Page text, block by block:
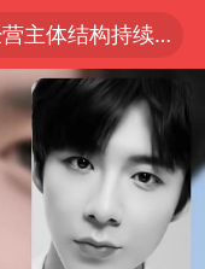
上半年我国经营主体结构持续优化
》阵容官宣
航班388架次
中国籍豪华游艇富商之子在泰国被杀
10余省份将出现强风雨 局地特大暴雨